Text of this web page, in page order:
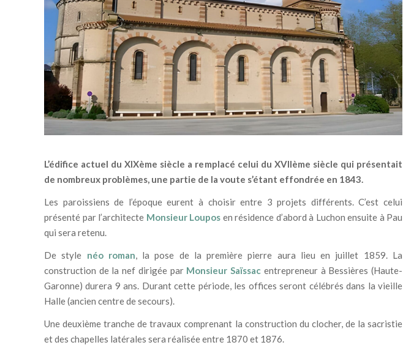
L’édifice actuel du XIXème siècle a remplacé celui du XVIIème siècle qui présentait
de nombreux problèmes, une partie de la voute s’étant effondrée en 1843.
Les paroissiens de l’époque eurent à choisir entre 3 projets différents. C’est celui
présenté par l’architecte Monsieur Loupos en résidence d’abord à Luchon ensuite à Pau
qui sera retenu.
De style néo roman, la pose de la première pierre aura lieu en juillet 1859. La
construction de la nef dirigée par Monsieur Saïssac entrepreneur à Bessières (Haute-
Garonne) durera 9 ans. Durant cette période, les offices seront célébrés dans la vieille
Halle (ancien centre de secours).
Une deuxième tranche de travaux comprenant la construction du clocher, de la sacristie
et des chapelles latérales sera réalisée entre 1870 et 1876.